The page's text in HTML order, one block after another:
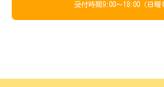
受付時間9:00～18:00（日曜